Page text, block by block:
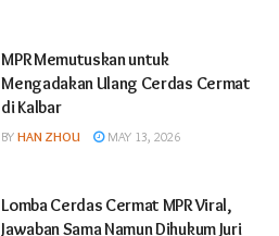
MPR Memutuskan untuk
Mengadakan Ulang Cerdas Cermat
di Kalbar
BY HAN ZHOU MAY 13, 2026
Lomba Cerdas Cermat MPR Viral,
Jawaban Sama Namun Dihukum Juri